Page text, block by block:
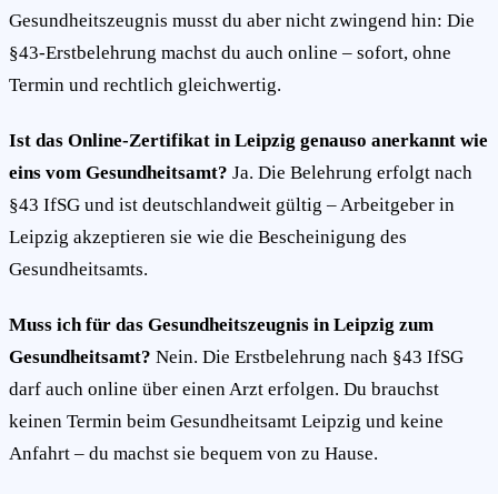
Gesundheitszeugnis musst du aber nicht zwingend hin: Die
§43-Erstbelehrung machst du auch online – sofort, ohne
Termin und rechtlich gleichwertig.
Ist das Online-Zertifikat in Leipzig genauso anerkannt wie
eins vom Gesundheitsamt? Ja. Die Belehrung erfolgt nach
§43 IfSG und ist deutschlandweit gültig – Arbeitgeber in
Leipzig akzeptieren sie wie die Bescheinigung des
Gesundheitsamts.
Muss ich für das Gesundheitszeugnis in Leipzig zum
Gesundheitsamt? Nein. Die Erstbelehrung nach §43 IfSG
darf auch online über einen Arzt erfolgen. Du brauchst
keinen Termin beim Gesundheitsamt Leipzig und keine
Anfahrt – du machst sie bequem von zu Hause.